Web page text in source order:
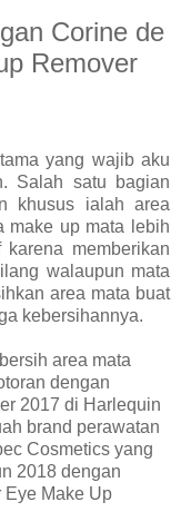
Corine de
Remover
yang wajib aku
Salah satu bagian
khusus ialah area
make up mata lebih
memberikan
walaupun mata
area mata buat
kebersihannya.
area mata
dengan
2017 di Harlequin
brand perawatan
Cosmetics yang
2018 dengan
Eye Make Up